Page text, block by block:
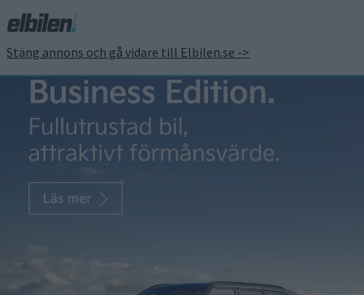
Stäng annons och gå vidare till Elbilen.se ->